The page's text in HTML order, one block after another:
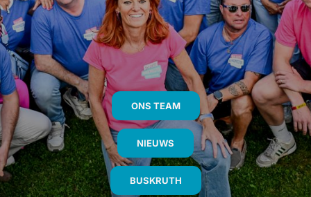
ONS TEAM
NIEUWS
BUSKRUTH